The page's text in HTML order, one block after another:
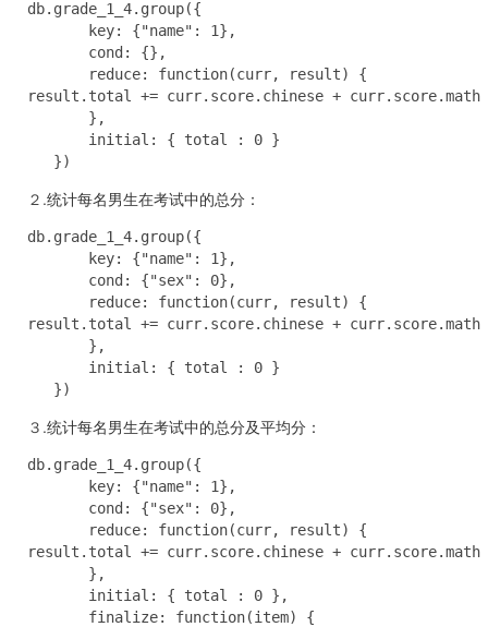
db.grade_1_4.group({
key: {"name": 1},
cond: {},
reduce: function(curr, result) {
result.total += curr.score.chinese +
},
initial: { total : 0 }
})
２.统计每名男生在考试中的总分：
db.grade_1_4.group({
key: {"name": 1},
cond: {"sex": 0},
reduce: function(curr, result) {
result.total += curr.score.chinese +
},
initial: { total : 0 }
})
３.统计每名男生在考试中的总分及平均分：
db.grade_1_4.group({
key: {"name": 1},
cond: {"sex": 0},
reduce: function(curr, result) {
result.total += curr.score.chinese +
},
initial: { total : 0 },
finalize: function(item) {